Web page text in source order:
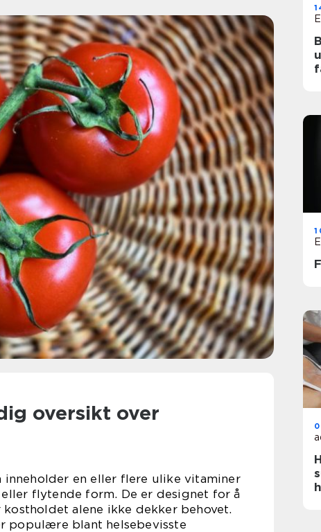
oversikt over
en eller flere ulike vitaminer
flytende form. De er designet for å
alene ikke dekker behovet.
populære blant helsebevisste